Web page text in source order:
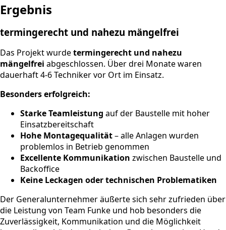
Ergebnis
termingerecht und nahezu mängelfrei
Das Projekt wurdetermingerecht und nahezu
mängelfrei abgeschlossen. Über drei Monate waren
dauerhaft 4-6 Techniker vor Ort im Einsatz.
Besonders erfolgreich:
Starke Teamleistung auf der Baustelle mit hoher
Einsatzbereitschaft
Hohe Montagequalität– alle Anlagen wurden
problemlos in Betrieb genommen
Excellente Kommunikation zwischen Baustelle und
Backoffice
Keine Leckagen oder technischen Problematiken
Der Generalunternehmer äußerte sich sehr zufrieden über
die Leistung von Team Funke und hob besonders die
Zuverlässigkeit, Kommunikation und die Möglichkeit